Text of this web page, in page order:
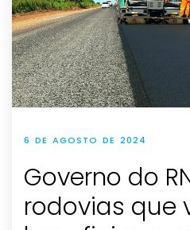
6 DE AGOSTO DE 2024
Governo do
rodovias que